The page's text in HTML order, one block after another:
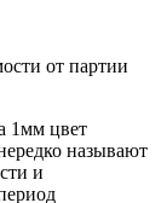
от партии
1мм цвет
называют
и